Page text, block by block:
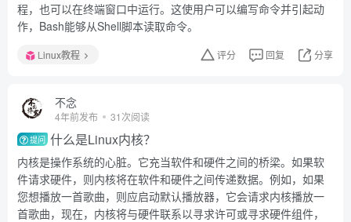
程，也可以在终端窗口中运行。这使用户可以编写命令并引起动
作，Bash能够从Shell脚本读取命令。
Linux教程 评分 回复 分享
不念
4年前发布 31次阅读
提问 什么是Linux内核？
内核是操作系统的心脏。它充当软件和硬件之间的桥梁。如果软
件请求硬件，则内核将在软件和硬件之间传递数据。例如，如果
您想播放一首歌曲，则应启动默认播放器，它会请求内核播放一
首歌曲，现在，内核将与硬件联系以寻求许可或寻求硬件组件，